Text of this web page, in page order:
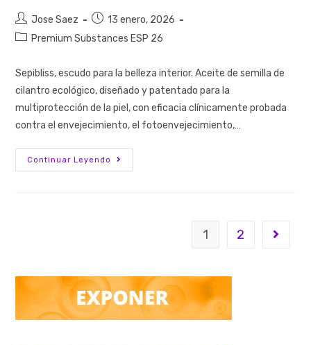
Jose Saez
13 enero, 2026
Premium Substances ESP 26
Sepibliss, escudo para la belleza interior. Aceite de semilla de
cilantro ecológico, diseñado y patentado para la
multiprotección de la piel, con eficacia clínicamente probada
contra el envejecimiento, el fotoenvejecimiento,…
Continuar Leyendo
1 2